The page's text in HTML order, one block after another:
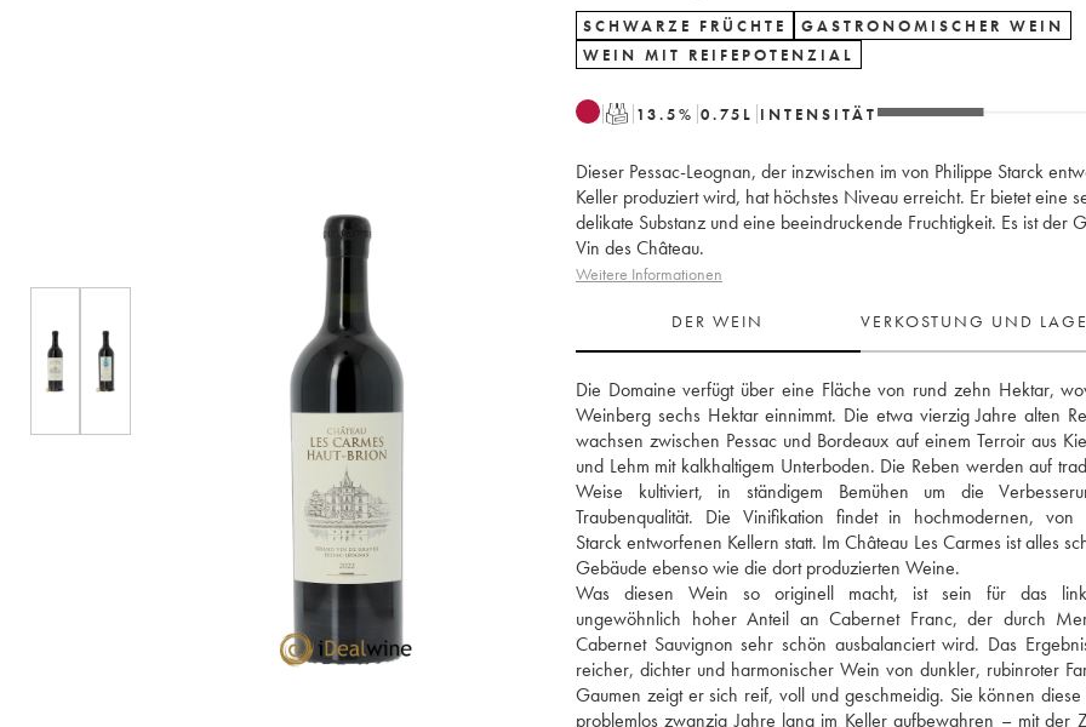
SCHWARZE FRÜCHTE
GASTRONOMISCHER WEIN
WEIN MIT REIFEPOTENZIAL
T 13.5% 0.75 L INTENSITÄT
Dieser Pessac-Leognan, der inzwischen im von Philippe Starck
Keller produziert wird, hat höchstes Niveau erreicht. Er bietet eine
delikate Substanz und eine beeindruckende Fruchtigkeit. Es ist der
Vin des Château.
Weitere Informationen
DER WEIN VERKOSTUNG UND
Die Domaine verfügt über eine Fläche von rund zehn Hektar,
Weinberg sechs Hektar einnimmt. Die etwa vierzig Jahre alten
wachsen zwischen Pessac und Bordeaux auf einem Terroir aus
und Lehm mit kalkhaltigem Unterboden. Die Reben werden auf
Weise kultiviert, in ständigem Bemühen um die
Traubenqualität. Die Vinifikation findet in hochmodernen, von
Starck entworfenen Kellern statt. Im Château Les Carmes ist alles
Gebäude ebenso wie die dort produzierten Weine.
Was diesen Wein so originell macht, ist sein für das
ungewöhnlich hoher Anteil an Cabernet Franc, der durch
Cabernet Sauvignon sehr schön ausbalanciert wird. Das
reicher, dichter und harmonischer Wein von dunkler, rubinroter
Gaumen zeigt er sich reif, voll und geschmeidig. Sie können diese
problemlos zwanzig Jahre lang im Keller aufbewahren – mit der